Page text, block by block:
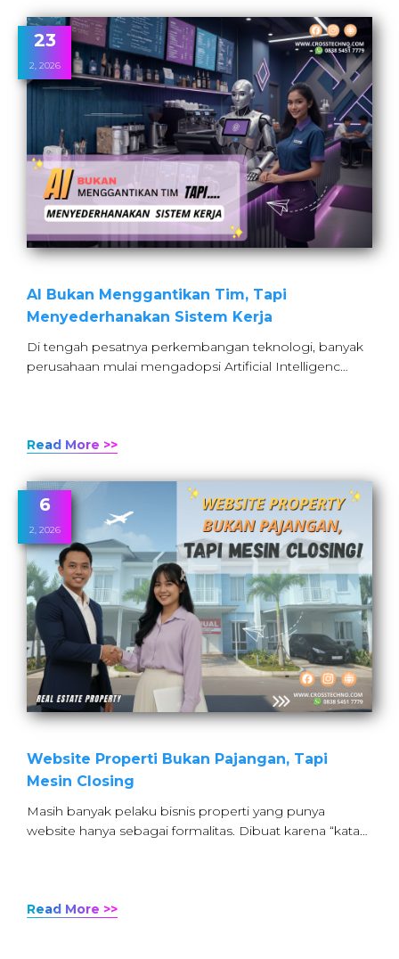
23
2, 2026
AI Bukan Menggantikan Tim, Tapi
Menyederhanakan Sistem Kerja
Di tengah pesatnya perkembangan teknologi, banyak
perusahaan mulai mengadopsi Artificial Intelligenc…
Read More >>
6
2, 2026
Website Properti Bukan Pajangan, Tapi
Mesin Closing
Masih banyak pelaku bisnis properti yang punya
website hanya sebagai formalitas. Dibuat karena “kata…
Read More >>